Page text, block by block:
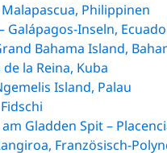
Philippinen
Galápagos-Inseln,
Bahama Island,
la Reina, Kuba
Island, Palau
Gladden Spit –
Französisch-